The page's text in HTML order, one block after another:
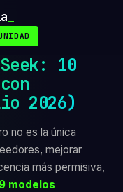
10
2026)
no es la única
mejorar
más permisiva,
modelos